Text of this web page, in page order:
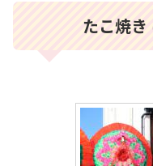
たこ焼き